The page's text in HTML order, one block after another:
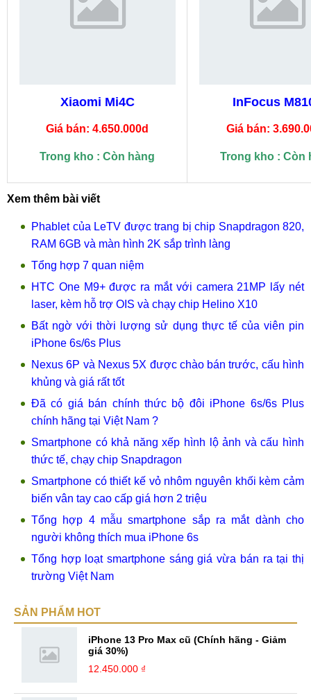
Xiaomi Mi4C
Giá bán: 4.650.000d
Trong kho : Còn hàng
InFocus
Giá bán:
Trong kho : Còn
Xem thêm bài viết
Phablet của LeTV được trang bị chip Snapdragon 820,
RAM 6GB và màn hình 2K sắp trình làng
Tổng hợp 7 quan niệm
HTC One M9+ được ra mắt với camera 21MP lấy nét
laser, kèm hỗ trợ OIS và chạy chip Helino X10
Bất ngờ với thời lượng sử dụng thực tế của viên pin
iPhone 6s/6s Plus
Nexus 6P và Nexus 5X được chào bán trước, cấu hình
khủng và giá rất tốt
Đã có giá bán chính thức bộ đôi iPhone 6s/6s Plus
chính hãng tại Việt Nam ?
Smartphone có khả năng xếp hình lộ ảnh và cấu hình
thức tế, chạy chip Snapdragon
Smartphone có thiết kế vỏ nhôm nguyên khối kèm cảm
biến vân tay cao cấp giá hơn 2 triệu
Tổng hợp 4 mẫu smartphone sắp ra mắt dành cho
người không thích mua iPhone 6s
Tổng hợp loạt smartphone sáng giá vừa bán ra tại thị
trường Việt Nam
SẢN PHẨM HOT
iPhone 13 Pro Max cũ (Chính hãng - Giảm
giá 30%)
12.450.000 ₫